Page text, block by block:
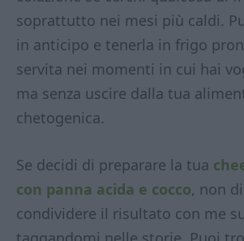
soprattutto nei mesi più caldi.
in anticipo e tenerla in frigo
servita nei momenti in cui hai
ma senza uscire dalla tua
chetogenica.
Se decidi di preparare la tua
con panna acida e cocco, non
condividere il risultato con me